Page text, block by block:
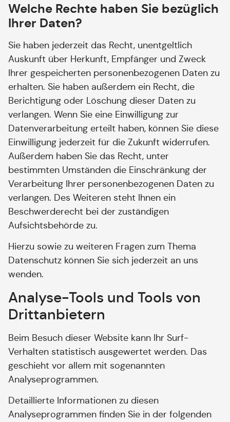
Welche Rechte haben Sie bezüglich
Ihrer Daten?
Sie haben jederzeit das Recht, unentgeltlich
Auskunft über Herkunft, Empfänger und Zweck
Ihrer gespeicherten personenbezogenen Daten zu
erhalten. Sie haben außerdem ein Recht, die
Berichtigung oder Löschung dieser Daten zu
verlangen. Wenn Sie eine Einwilligung zur
Datenverarbeitung erteilt haben, können Sie diese
Einwilligung jederzeit für die Zukunft widerrufen.
Außerdem haben Sie das Recht, unter
bestimmten Umständen die Einschränkung der
Verarbeitung Ihrer personenbezogenen Daten zu
verlangen. Des Weiteren steht Ihnen ein
Beschwerderecht bei der zuständigen
Aufsichtsbehörde zu.
Hierzu sowie zu weiteren Fragen zum Thema
Datenschutz können Sie sich jederzeit an uns
wenden.
Analyse-Tools und Tools von
Dritt­anbietern
Beim Besuch dieser Website kann Ihr Surf-
Verhalten statistisch ausgewertet werden. Das
geschieht vor allem mit sogenannten
Analyseprogrammen.
Detaillierte Informationen zu diesen
Analyseprogrammen finden Sie in der folgenden